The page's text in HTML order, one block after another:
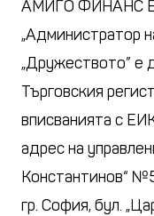
АМИГО ФИНАНС
„Администратор
„Дружеството” е
Търговския
вписванията с
адрес на
Константинов“
гр. София, бул.